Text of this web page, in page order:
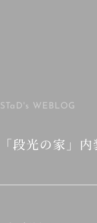
STaD's WEBLOG
「段光の家」